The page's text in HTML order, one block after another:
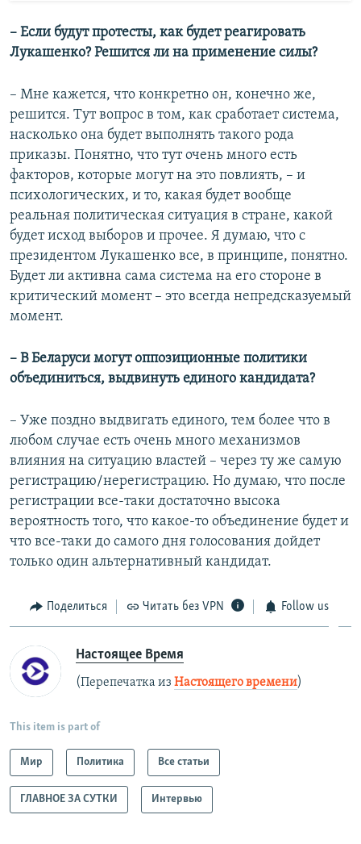
– Если будут протесты, как будет реагировать
Лукашенко? Решится ли на применение силы?
– Мне кажется, что конкретно он, конечно же,
решится. Тут вопрос в том, как сработает система,
насколько она будет выполнять такого рода
приказы. Понятно, что тут очень много есть
факторов, которые могут на это повлиять, – и
психологических, и то, какая будет вообще
реальная политическая ситуация в стране, какой
будет исход выборов и прочее. Я думаю, что с
президентом Лукашенко все, в принципе, понятно.
Будет ли активна сама система на его стороне в
критический момент – это всегда непредсказуемый
момент.
– В Беларуси могут оппозиционные политики
объединиться, выдвинуть единого кандидата?
– Уже поздно выдвигать единого, тем более что в
любом случае есть очень много механизмов
влияния на ситуацию властей – через ту же самую
регистрацию/нерегистрацию. Но думаю, что после
регистрации все-таки достаточно высока
вероятность того, что какое-то объединение будет и
что все-таки до самого дня голосования дойдет
только один альтернативный кандидат.
Поделиться Читать без VPN Follow us
Настоящее Время
(Перепечатка из Настоящего времени)
This item is part of
Мир Политика Все статьи
ГЛАВНОЕ ЗА СУТКИ Интервью